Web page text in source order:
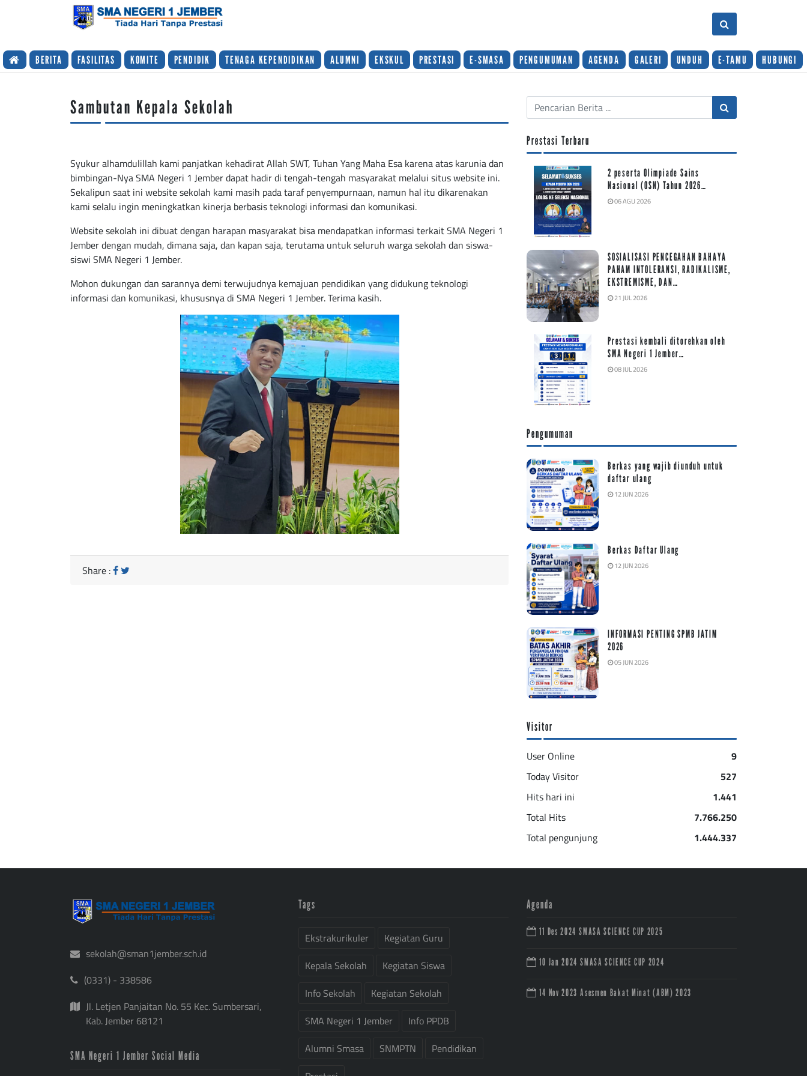
BERITA
FASILITAS KOMITE PENDIDIK TENAGA KEPENDIDIKAN ALUMNI EKSKUL PRESTASI E-SMASA PENGUMUMAN AGENDA GALERI UNDUH E-TAMU HUBUNGI
Sambutan Kepala Sekolah
Syukur alhamdulillah kami panjatkan kehadirat Allah SWT, Tuhan Yang Maha Esa karena atas karunia dan
bimbingan-Nya SMA Negeri 1 Jember dapat hadir di tengah-tengah masyarakat melalui situs website ini.
Sekalipun saat ini website sekolah kami masih pada taraf penyempurnaan, namun hal itu dikarenakan
kami selalu ingin meningkatkan kinerja berbasis teknologi informasi dan komunikasi.
Website sekolah ini dibuat dengan harapan masyarakat bisa mendapatkan informasi terkait SMA Negeri 1
Jember dengan mudah, dimana saja, dan kapan saja, terutama untuk seluruh warga sekolah dan siswa-
siswi SMA Negeri 1 Jember.
Mohon dukungan dan sarannya demi terwujudnya kemajuan pendidikan yang didukung teknologi
informasi dan komunikasi, khususnya di SMA Negeri 1 Jember. Terima kasih.
Share :
Prestasi Terbaru
2 peserta Olimpiade Sains
Nasional (OSN) Tahun 2026…
06 AGU 2026
SOSIALISASI PENCEGAHAN BAHAYA
PAHAM INTOLERANSI, RADIKALISME,
EKSTREMISME, DAN…
21 JUL 2026
Prestasi kembali ditorehkan oleh
SMA Negeri 1 Jember…
08 JUL 2026
Pengumuman
Berkas yang wajib diunduh untuk
daftar ulang
12 JUN 2026
Berkas Daftar Ulang
12 JUN 2026
INFORMASI PENTING SPMB JATIM
2026
05 JUN 2026
Visitor
User Online
9
Today Visitor
527
Hits hari ini
1.441
Total Hits
7.766.250
Total pengunjung
1.444.337
sekolah@sman1jember.sch.id
(0331) - 338586
Jl. Letjen Panjaitan No. 55 Kec. Sumbersari,
Kab. Jember 68121
SMA Negeri 1 Jember Social Media
Tags
Ekstrakurikuler
Kegiatan Guru
Kepala Sekolah
Kegiatan Siswa
Info Sekolah
Kegiatan Sekolah
SMA Negeri 1 Jember
Info PPDB
Alumni Smasa
SNMPTN
Pendidikan
Agenda
11 Des 2024 SMASA SCIENCE CUP 2025
10 Jan 2024 SMASA SCIENCE CUP 2024
14 Nov 2023 Asesmen Bakat Minat (ABM) 2023